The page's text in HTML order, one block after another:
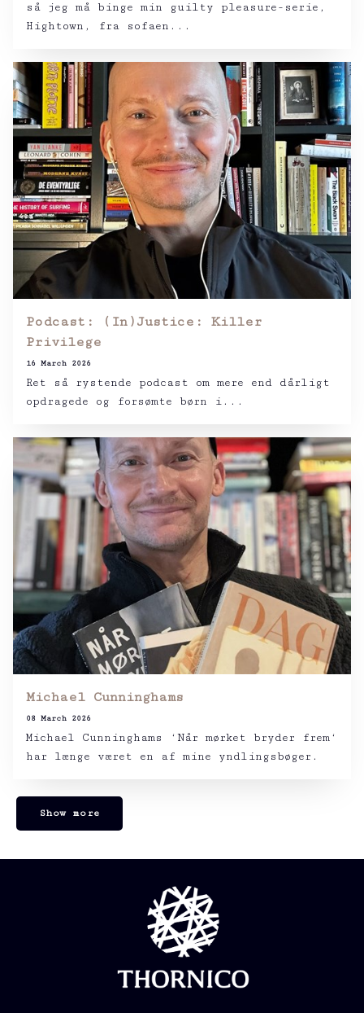
så jeg må binge min guilty pleasure-serie,
Hightown, fra sofaen...
Podcast: (In)Justice: Killer
Privilege
16 March 2026
Ret så rystende podcast om mere end dårligt
opdragede og forsømte børn i...
Michael Cunninghams
08 March 2026
Michael Cunninghams ‘Når mørket bryder frem‘
har længe været en af mine yndlingsbøger.
Show more